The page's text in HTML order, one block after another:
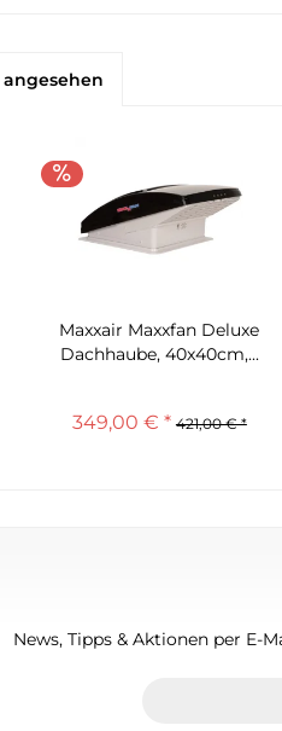
Maxxair Maxxfan Deluxe
Dachhaube, 40x40cm,...
349,00 € * 421,00 € *
News, Tipps & Aktionen per E-